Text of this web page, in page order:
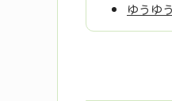
ゆうゆ